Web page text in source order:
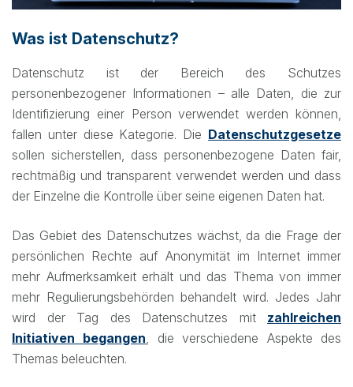
Was ist Datenschutz?
Datenschutz ist der Bereich des Schutzes
personenbezogener Informationen – alle Daten, die zur
Identifizierung einer Person verwendet werden können,
fallen unter diese Kategorie. Die Datenschutzgesetze
sollen sicherstellen, dass personenbezogene Daten fair,
rechtmäßig und transparent verwendet werden und dass
der Einzelne die Kontrolle über seine eigenen Daten hat.
Das Gebiet des Datenschutzes wächst, da die Frage der
persönlichen Rechte auf Anonymität im Internet immer
mehr Aufmerksamkeit erhält und das Thema von immer
mehr Regulierungsbehörden behandelt wird. Jedes Jahr
wird der Tag des Datenschutzes mit zahlreichen
Initiativen begangen , die verschiedene Aspekte des
Themas beleuchten.